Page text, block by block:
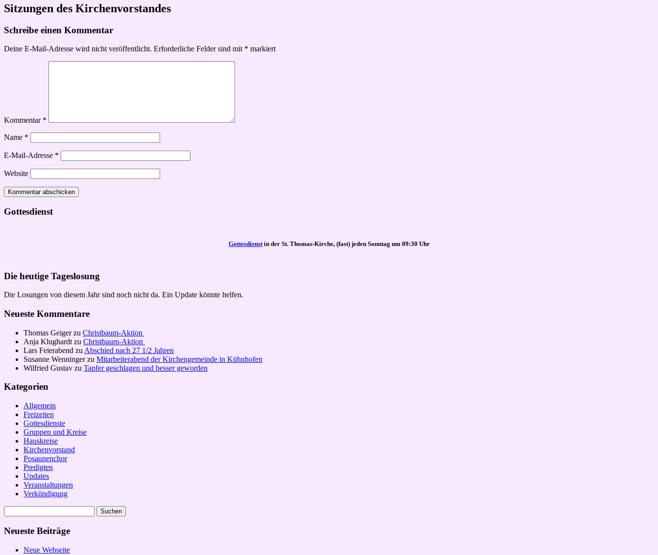
Sitzungen des Kirchenvorstandes
Schreibe einen Kommentar
Deine E-Mail-Adresse wird nicht veröffentlicht. Erforderliche Felder sind mit * markiert
Kommentar *
Name *
E-Mail-Adresse *
Website
Gottesdienst
Gottesdienstin der St. Thomas-Kirche, (fast) jeden Sonntag um 09:30 Uhr
Die heutige Tageslosung
Die Losungen von diesem Jahr sind noch nicht da. Ein Update könnte helfen.
Neueste Kommentare
Thomas Geigerzu Christbaum-Aktion
Anja Klughardt zu Christbaum-Aktion
Lars Feierabend zu Abschied nach 27 1/2 Jahren
Susanne Wenningerzu Mitarbeiterabend der Kirchengemeinde in Kühnhofen
Wilfried Gustav zu Tapfer geschlagen und besser geworden
Kategorien
Allgemein
Freizeiten
Gottesdienste
Gruppen und Kreise
Hauskreise
Kirchenvorstand
Posaunenchor
Predigten
Updates
Veranstaltungen
Verkündigung
nach:
Neueste Beiträge
Neue Webseite